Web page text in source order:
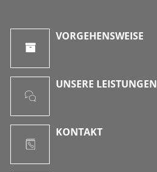
VORGEHENSWEISE
UNSERE LEISTUNGEN
KONTAKT